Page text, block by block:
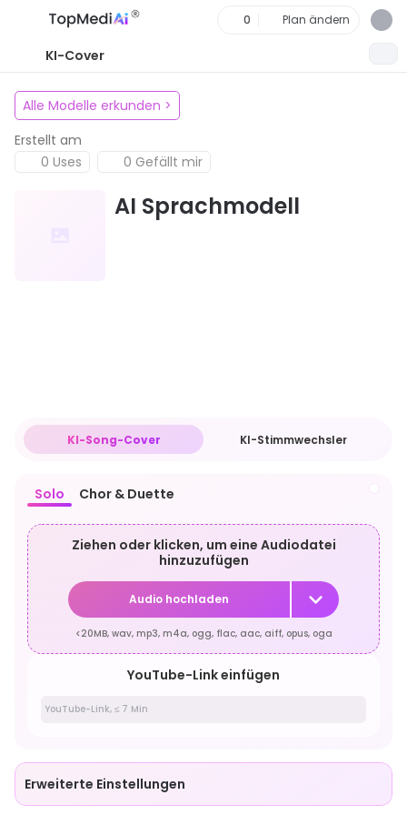
KI-Cover
0 Plan ändern
Alle Modelle erkunden >
Erstellt am
0 Uses
0 Gefällt mir
AI Sprachmodell
KI-Song-Cover KI-Stimmwechsler
Solo Chor & Duette
Ziehen oder klicken, um eine Audiodatei
hinzuzufügen
Audio hochladen
<20MB, wav, mp3, m4a, ogg, flac, aac, aiff, opus, oga
YouTube-Link einfügen
Erweiterte Einstellungen